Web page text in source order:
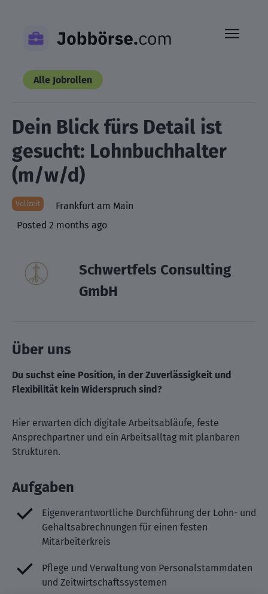
content
Alle Jobrollen
Dein Blick fürs Detail ist
gesucht: Lohnbuchhalter
(m/w/d)
Vollzeit
Frankfurt am Main
Posted 2 months ago
Schwertfels Consulting
GmbH
Über uns
Du suchst eine Position, in der Zuverlässigkeit und
Flexibilität kein Widerspruch sind?
Hier erwarten dich digitale Arbeitsabläufe, feste
Ansprechpartner und ein Arbeitsalltag mit planbaren
Strukturen.
Aufgaben
Eigenverantwortliche Durchführung der Lohn- und
Gehaltsabrechnungen für einen festen
Mitarbeiterkreis
Pflege und Verwaltung von Personalstammdaten
und Zeitwirtschaftssystemen